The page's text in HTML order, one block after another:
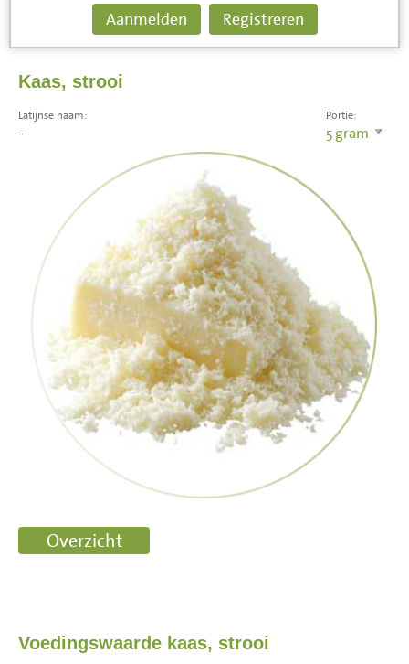
Aanmelden Registreren
Kaas, strooi
Portie:
5gram
Latijnse naam:
-
Voedingswaarde kaas, strooi